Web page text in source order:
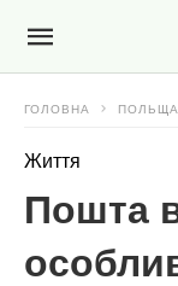
ГОЛОВНА ПОЛЬЩА
Життя
Пошта